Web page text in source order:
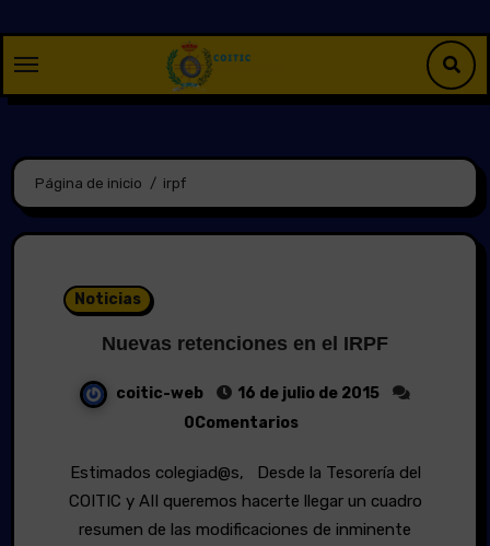
contenido
Página de inicio irpf
Noticias
Nuevas retenciones en el IRPF
coitic-web
16 de julio de 2015
0Comentarios
Estimados colegiad@s, Desde la Tesorería del
COITIC y AII queremos hacerte llegar un cuadro
resumen de las modificaciones de inminente